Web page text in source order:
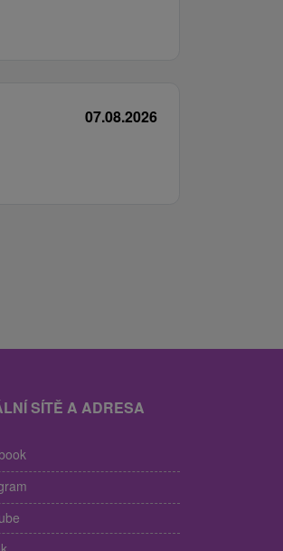
07.08.2026
SÍTĚ A ADRESA